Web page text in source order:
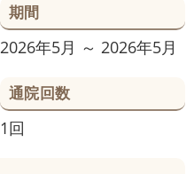
期間
2026年5月 ～ 2026年5月
通院回数
1回